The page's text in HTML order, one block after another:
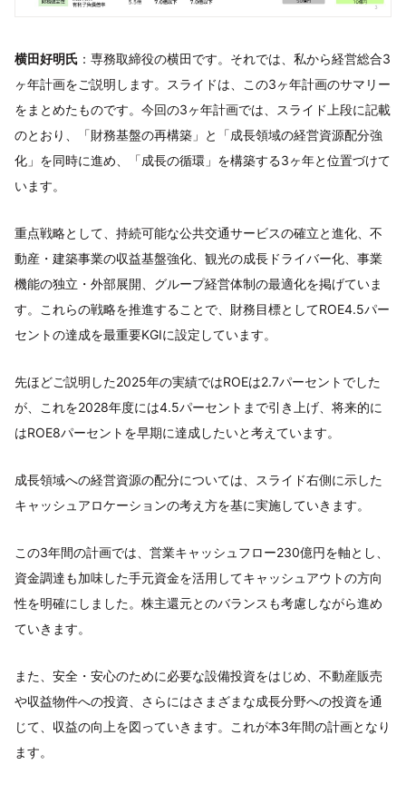
横田好明氏 ：専務取締役の横田です。それでは、私から経営総合3
ヶ年計画をご説明します。スライドは、この3ヶ年計画のサマリー
をまとめたものです。今回の3ヶ年計画では、スライド上段に記載
のとおり、「財務基盤の再構築」と「成長領域の経営資源配分強
化」を同時に進め、「成長の循環」を構築する3ヶ年と位置づけて
います。
重点戦略として、持続可能な公共交通サービスの確立と進化、不
動産・建築事業の収益基盤強化、観光の成長ドライバー化、事業
機能の独立・外部展開、グループ経営体制の最適化を掲げていま
す。これらの戦略を推進することで、財務目標としてROE4.5パー
セントの達成を最重要KGIに設定しています。
先ほどご説明した2025年の実績ではROEは2.7パーセントでした
が、これを2028年度には4.5パーセントまで引き上げ、将来的に
はROE8パーセントを早期に達成したいと考えています。
成長領域への経営資源の配分については、スライド右側に示した
キャッシュアロケーションの考え方を基に実施していきます。
この3年間の計画では、営業キャッシュフロー230億円を軸とし、
資金調達も加味した手元資金を活用してキャッシュアウトの方向
性を明確にしました。株主還元とのバランスも考慮しながら進め
ていきます。
また、安全・安心のために必要な設備投資をはじめ、不動産販売
や収益物件への投資、さらにはさまざまな成長分野への投資を通
じて、収益の向上を図っていきます。これが本3年間の計画となり
ます。